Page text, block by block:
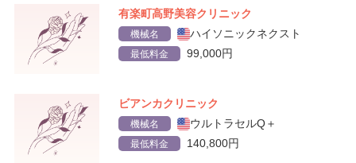
有楽町高野美容クリニック
機械名 ハイソニックネクスト
最低料金 99,000円
ビアンカクリニック
機械名 ウルトラセルQ＋
最低料金 140,800円